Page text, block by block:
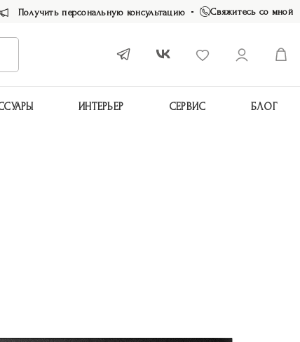
Получить персональную консультацию Свяжитесь со мной
ИНТЕРЬЕР СЕРВИС БЛОГ